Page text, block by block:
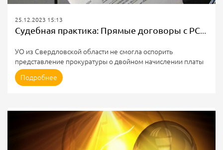
25.12.2023 15:13
Судебная практика: Прямые договоры с РСО при наличии УО
УО из Свердловской области не смогла оспорить
представление прокуратуры о двойном начислении платы
за электроснабжение.
Богдановичская городская прокуратура провела проверку
управляющей организацией ООО “УК “Образцово Восток”
в мае и июне 2023 года квитанций за электроэнергию, в то
время как у собственников помещений ранее были
заключены прямые договоры с РСО.
Подробнее